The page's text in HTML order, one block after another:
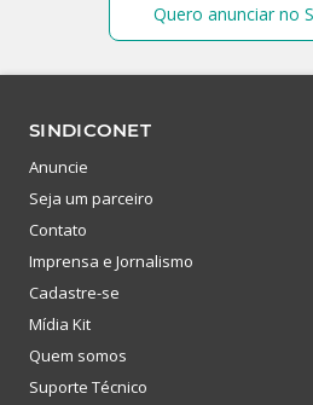
Quero anunciar no
SINDICONET
Anuncie
Seja um parceiro
Contato
Imprensa e Jornalismo
Cadastre-se
Mídia Kit
Quem somos
Suporte Técnico